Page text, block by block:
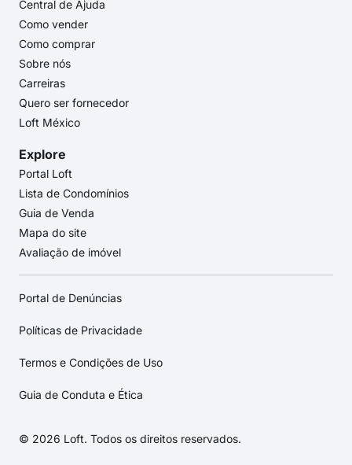
Central de Ajuda
Como vender
Como comprar
Sobre nós
Carreiras
Quero ser fornecedor
Loft México
Explore
Portal Loft
Lista de Condomínios
Guia de Venda
Mapa do site
Avaliação de imóvel
Portal de Denúncias
Políticas de Privacidade
Termos e Condições de Uso
Guia de Conduta e Ética
© 2026 Loft. Todos os direitos reservados.